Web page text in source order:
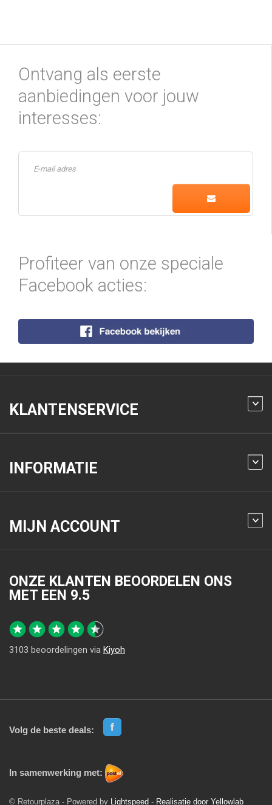
Ontvang als eerste
aanbiedingen voor jouw
interesses:
Profiteer van onze speciale
Facebook acties:
KLANTENSERVICE
INFORMATIE
MIJN ACCOUNT
ONZE KLANTEN BEOORDELEN ONS
MET EEN 9.5
3103 beoordelingen via Kiyoh
Volg de beste deals:
In samenwerking met:
© Retourplaza - Powered by Lightspeed - Realisatie door Yellowlab